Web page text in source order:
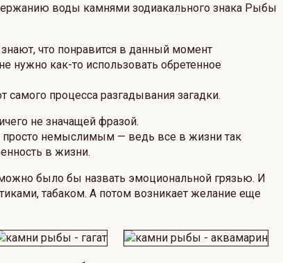
воды камнями зодиакального знака Рыбы
что понравится в данный момент
нужно как-то использовать обретенное
процесса разгадывания загадки.
не значащей фразой.
просто немыслимым — ведь все в жизни так
в жизни.
было бы назвать эмоциональной грязью. И
табаком. А потом возникает желание еще